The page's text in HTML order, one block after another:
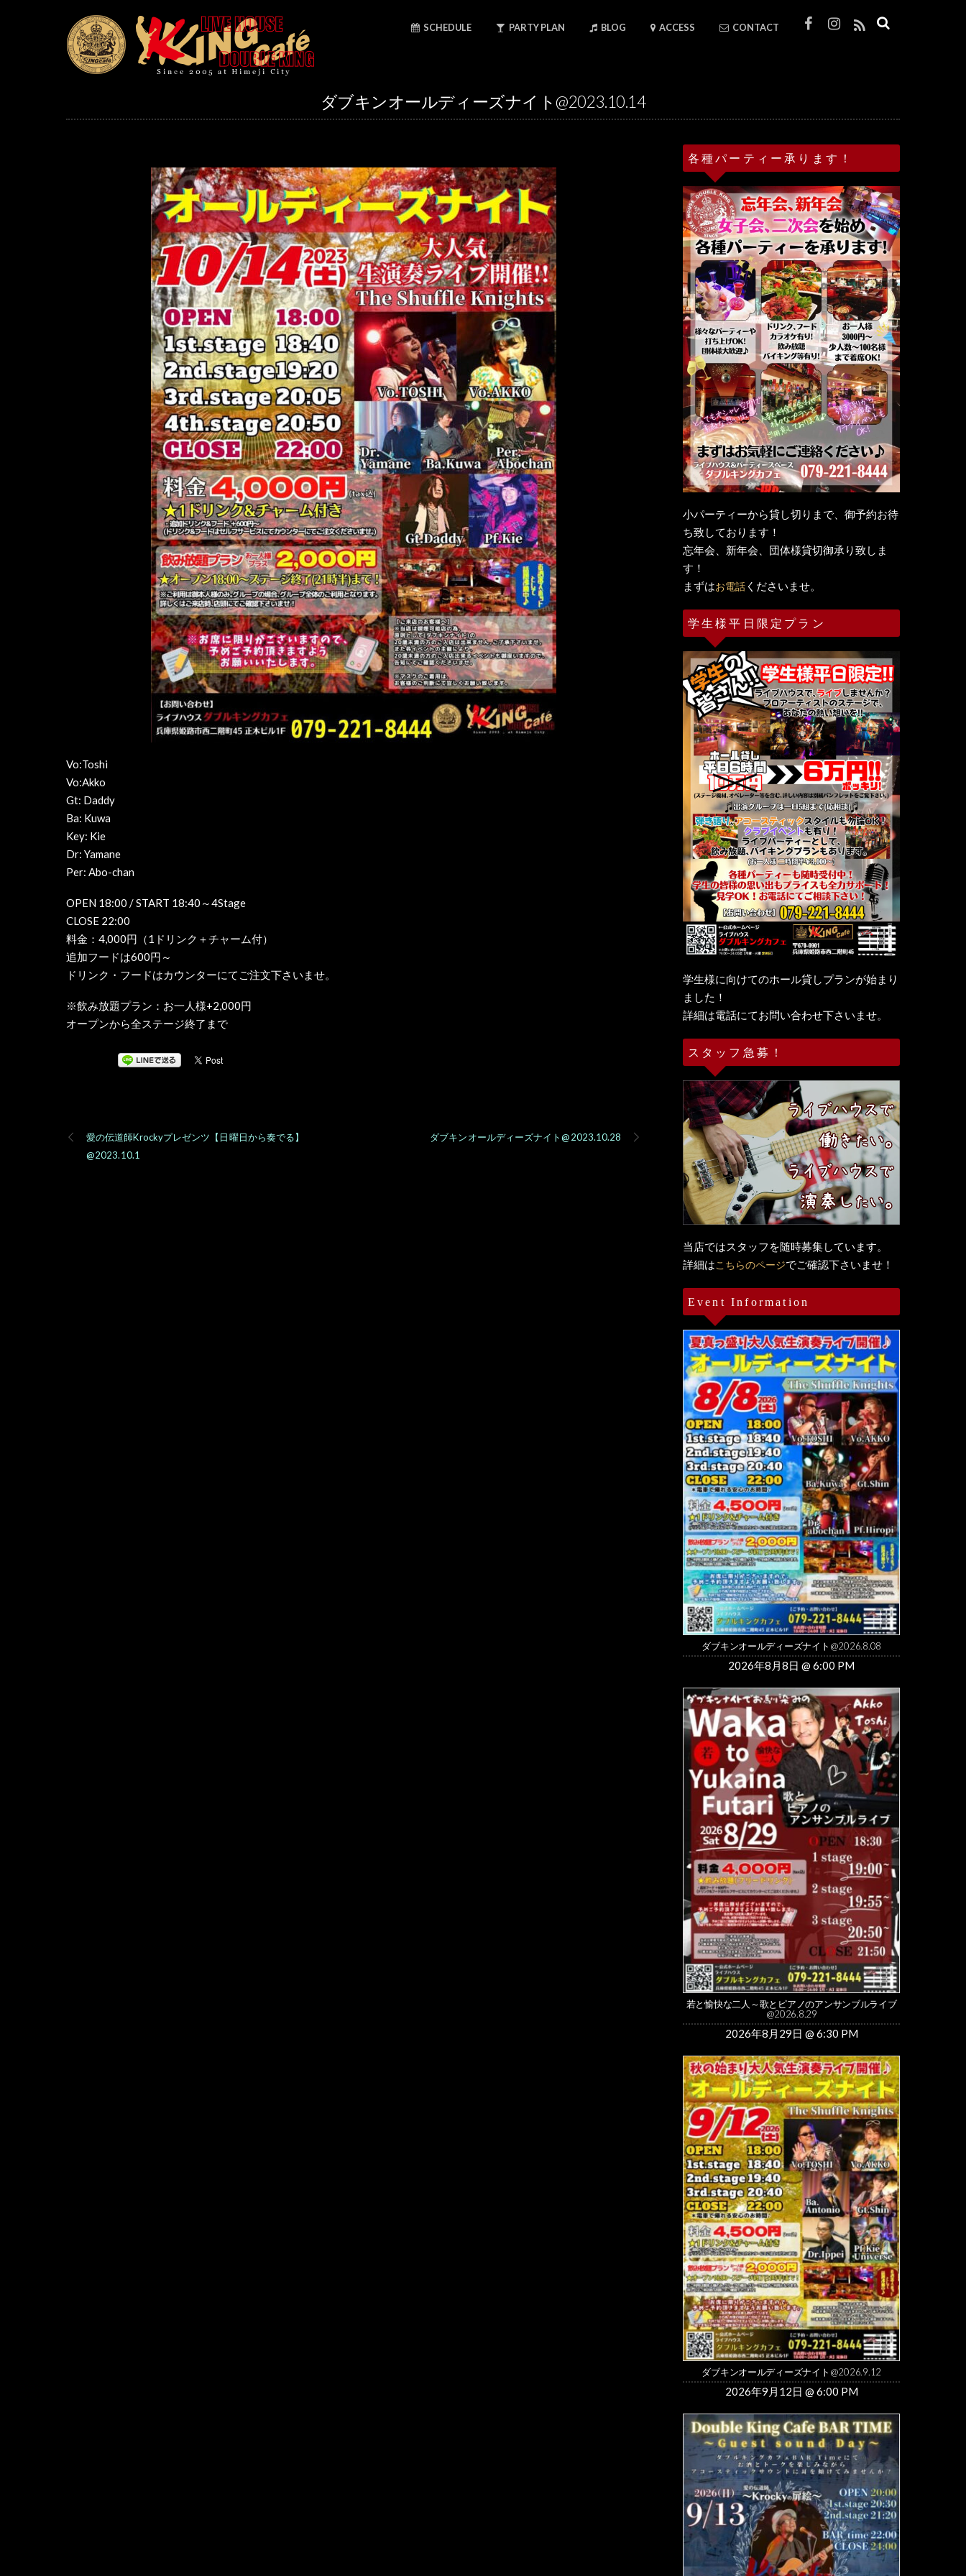
SCHEDULE PARTY PLAN BLOG ACCESS CONTACT
ダブキンオールディーズナイト@2023.10.14
Vo:Toshi
Vo:Akko
Gt: Daddy
Ba: Kuwa
Key: Kie
Dr: Yamane
Per: Abo-chan
OPEN 18:00 / START 18:40～4Stage
CLOSE 22:00
料金：4,000円（1ドリンク＋チャーム付）
追加フードは600円～
ドリンク・フードはカウンターにてご注文下さいませ。
※飲み放題プラン：お一人様+2,000円
オープンから全ステージ終了まで
愛の伝道師Krockyプレゼンツ【日曜日から奏でる】
@2023.10.1
ダブキンオールディーズナイト@2023.10.28
各種パーティー承ります！
小パーティーから貸し切りまで、御予約お待
ち致しております！
忘年会、新年会、団体様貸切御承り致しま
す！
まずはお電話 くださいませ。
学生様平日限定プラン
学生様に向けてのホール貸しプランが始まり
ました！
詳細は電話にてお問い合わせ下さいませ。
スタッフ急募！
当店ではスタッフを随時募集しています。
詳細はこちらのページでご確認下さいませ！
Event Information
ダブキンオールディーズナイト@2026.8.08
2026年8月8日 @ 6:00 PM
若と愉快な二人～歌とピアノのアンサンブルライブ
@2026.8.29
2026年8月29日 @ 6:30 PM
ダブキンオールディーズナイト@2026.9.12
2026年9月12日 @ 6:00 PM